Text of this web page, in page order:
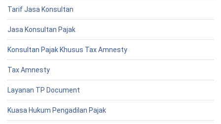
Tarif Jasa Konsultan
Jasa Konsultan Pajak
Konsultan Pajak Khusus Tax Amnesty
Tax Amnesty
Layanan TP Document
Kuasa Hukum Pengadilan Pajak